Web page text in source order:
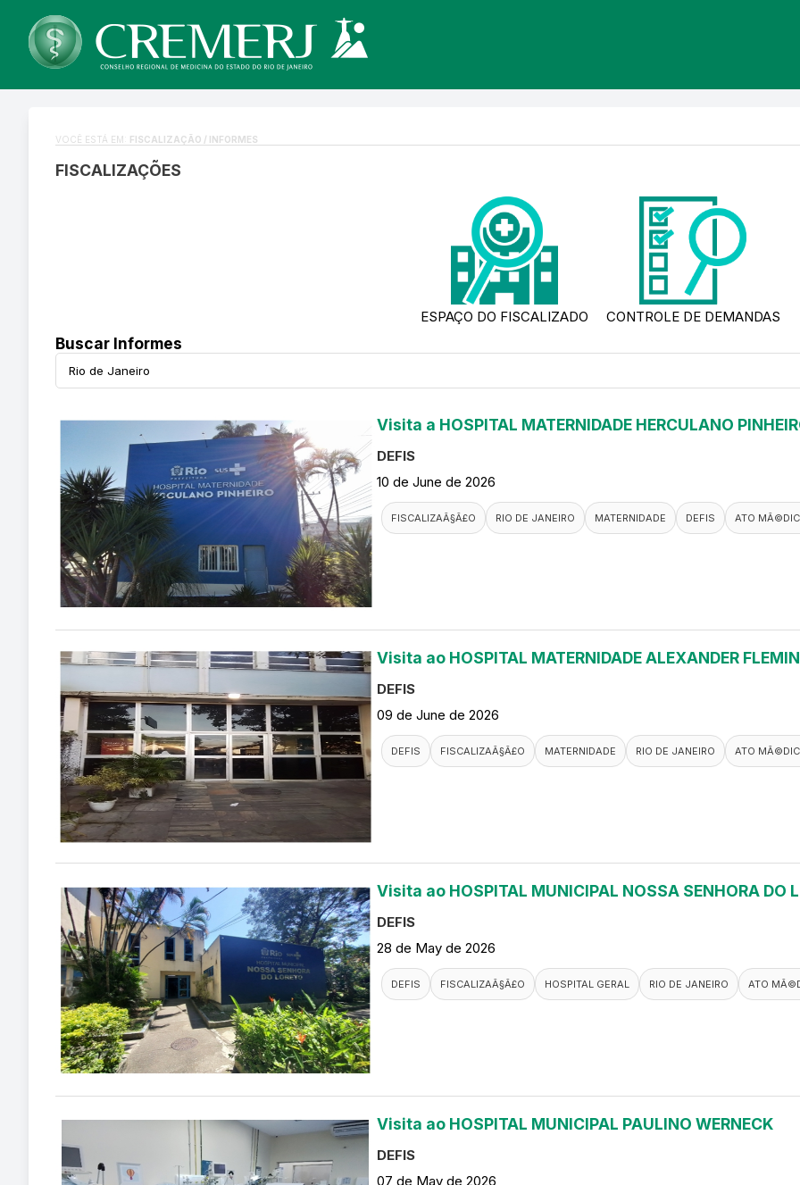
VOCÊ ESTÁ EM: FISCALIZAÇÃO / INFORMES
FISCALIZAÇÕES
ESPAÇO DO FISCALIZADO CONTROLE DE DEMANDAS
Buscar Informes
Visita a HOSPITAL MATERNIDADE HERCULANO
DEFIS
10 de June de 2026
FISCALIZAÃ§Ã£O RIO DE JANEIRO MATERNIDADE DEFIS ATO
Visita ao HOSPITAL MATERNIDADE ALEXANDER
DEFIS
09 de June de 2026
DEFIS FISCALIZAÃ§Ã£O MATERNIDADE RIO DE JANEIRO ATO
Visita ao HOSPITAL MUNICIPAL NOSSA SENHORA DO
DEFIS
28 de May de 2026
DEFIS FISCALIZAÃ§Ã£O HOSPITAL GERAL RIO DE JANEIRO ATO
Visita ao HOSPITAL MUNICIPAL PAULINO WERNECK
DEFIS
07 de May de 2026